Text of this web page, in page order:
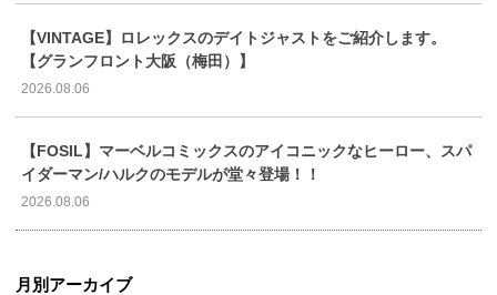
【VINTAGE】ロレックスのデイトジャストをご紹介します。
【グランフロント大阪（梅田）】
2026.08.06
【FOSIL】マーベルコミックスのアイコニックなヒーロー、スパ
イダーマン/ハルクのモデルが堂々登場！！
2026.08.06
月別アーカイブ